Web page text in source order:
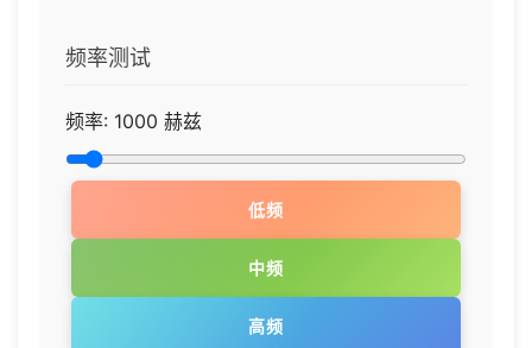
频率测试
频率: 1000 赫兹
低频
中频
高频